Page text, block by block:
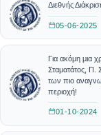
Διεθνής
05-06-2025
Για ακόμη μια
Σταματάτος, Π.
των πιο
περιοχή!
01-10-2024